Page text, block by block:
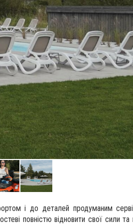
і до деталей продуманим
повністю відновити свої сили та